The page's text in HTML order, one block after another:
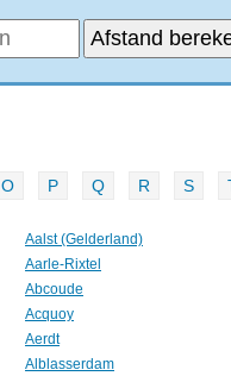
O P Q R S
Aalst (Gelderland)
Aarle-Rixtel
Abcoude
Acquoy
Aerdt
Alblasserdam